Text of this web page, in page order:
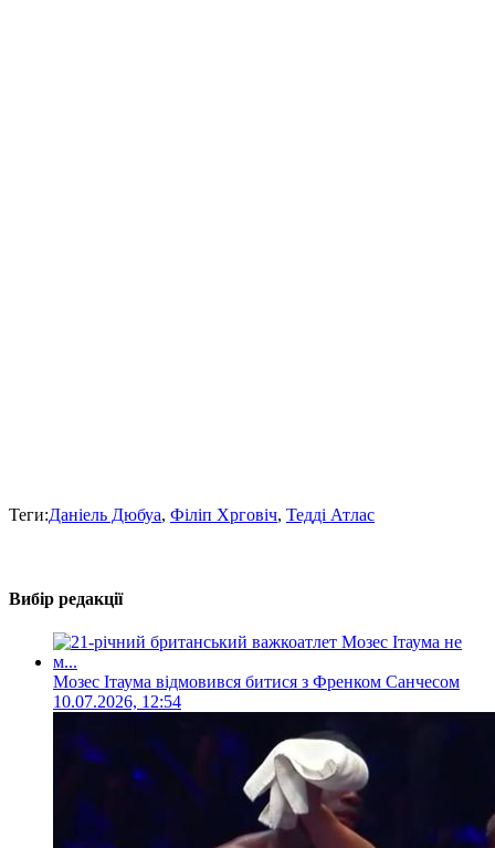
Теги:Даніель Дюбуа, Філіп Хрговіч, Тедді Атлас
Вибір редакції
Мозес Ітаума відмовився битися з Френком Санчесом
10.07.2026, 12:54